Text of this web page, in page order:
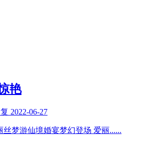
艳
2022-06-27
梦游仙境婚宴梦幻登场 爱丽......